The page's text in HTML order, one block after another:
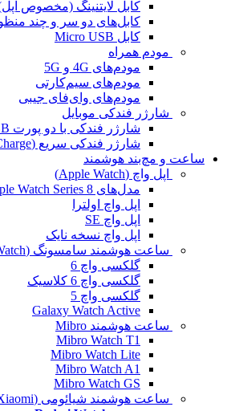
کابل لایتنینگ (مخصوص
کابل‌های دو سر و چند
کابل Micro USB
مودم همراه
مودم‌های 4G و 5G
مودم‌های سیم‌کارتی
مودم‌های وای‌فای جیبی
شارژر فندکی موبایل
شارژر فندکی با دو پورت USB
شارژر فندکی سریع (Fast Charge)
ساعت و مچ‌بند هوشمند
اپل واچ (Apple Watch)
مدل‌های Apple Watch Series 8
اپل واچ اولترا
اپل واچ SE
اپل واچ نسخه نایک
ساعت هوشمند سامسونگ (Galaxy Watch)
گلکسی واچ 6
گلکسی واچ 6 کلاسیک
گلکسی واچ 5
Galaxy Watch Active
ساعت هوشمند Mibro
Mibro Watch T1
Mibro Watch Lite
Mibro Watch A1
Mibro Watch GS
ساعت هوشمند شیائومی (Xiaomi)